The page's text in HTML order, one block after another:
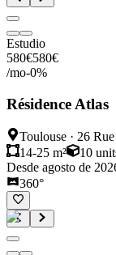
Estudio
580€580€
/mo-0%
Résidence Atlas
Toulouse · 26
14-25 m²
10
Desde agosto de
360°